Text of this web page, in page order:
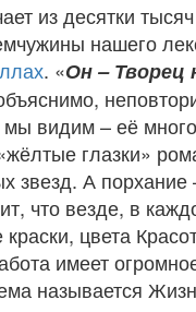
из десятки
нашего
. «Он – Творец
мы видим – её
глазки»
звезд. А
что везде, в
краски, цвета
имеет
называется